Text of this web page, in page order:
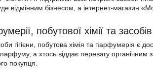
відмінним бізнесом, а інтернет-магазин
побутової хімії та засобів
гігієни, побутова хімія та парфумерія є
а хтось віддає перевагу
покупця.